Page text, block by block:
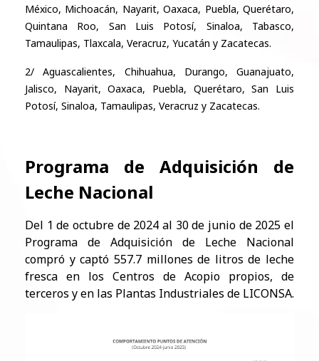
México, Michoacán, Nayarit, Oaxaca, Puebla, Querétaro,
Quintana Roo, San Luis Potosí, Sinaloa, Tabasco,
Tamaulipas, Tlaxcala, Veracruz, Yucatán y Zacatecas.
2/Aguascalientes, Chihuahua, Durango, Guanajuato,
Jalisco, Nayarit, Oaxaca, Puebla, Querétaro, San Luis
Potosí, Sinaloa, Tamaulipas, Veracruz y Zacatecas.
Programa de Adquisición de
Leche Nacional
Del 1 de octubre de 2024 al 30 de junio de 2025 el
Programa de Adquisición de Leche Nacional
compró y captó 557.7 millones de litros de leche
fresca en los Centros de Acopio propios, de
terceros y en las Plantas Industriales de LICONSA.